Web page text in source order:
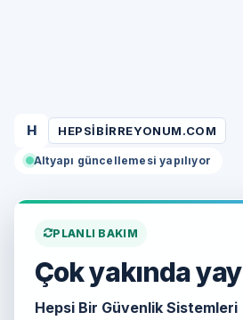
H HEPSIBIRREYONUM.COM
Altyapı güncellemesi yapılıyor
PLANLI BAKIM
Çok yakında
Hepsi Bir Güvenlik Sistemleri